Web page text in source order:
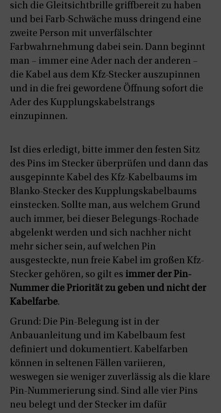
sich die Gleitsichtbrille griffbereit zu haben
und bei Farb-Schwäche muss dringend eine
zweite Person mit unverfälschter
Farbwahrnehmung dabei sein. Dann beginnt
man – immer eine Ader nach der anderen –
die Kabel aus dem Kfz-Stecker auszupinnen
und in die frei gewordene Öffnung sofort die
Ader des Kupplungskabelstrangs
einzupinnen.
Ist dies erledigt, bitte immer den festen Sitz
des Pins im Stecker überprüfen und dann das
ausgepinnte Kabel des Kfz-Kabelbaums im
Blanko-Stecker des Kupplungskabelbaums
einstecken. Sollte man, aus welchem Grund
auch immer, bei dieser Belegungs-Rochade
abgelenkt werden und sich nachher nicht
mehr sicher sein, auf welchen Pin
ausgesteckte, nun freie Kabel im großen Kfz-
Stecker gehören, so gilt es immer der Pin-
Nummer die Priorität zu geben und nicht der
Kabelfarbe.
Grund: Die Pin-Belegung ist in der
Anbauanleitung und im Kabelbaum fest
definiert und dokumentiert. Kabelfarben
können in seltenen Fällen variieren,
weswegen sie weniger zuverlässig als die klare
Pin-Nummerierung sind. Sind alle vier Pins
neu belegt und der Stecker im dafür